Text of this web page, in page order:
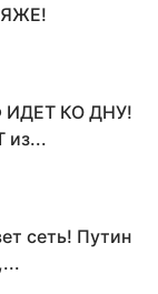
ИДЕТ КО ДНУ!
из...
сеть! Путин